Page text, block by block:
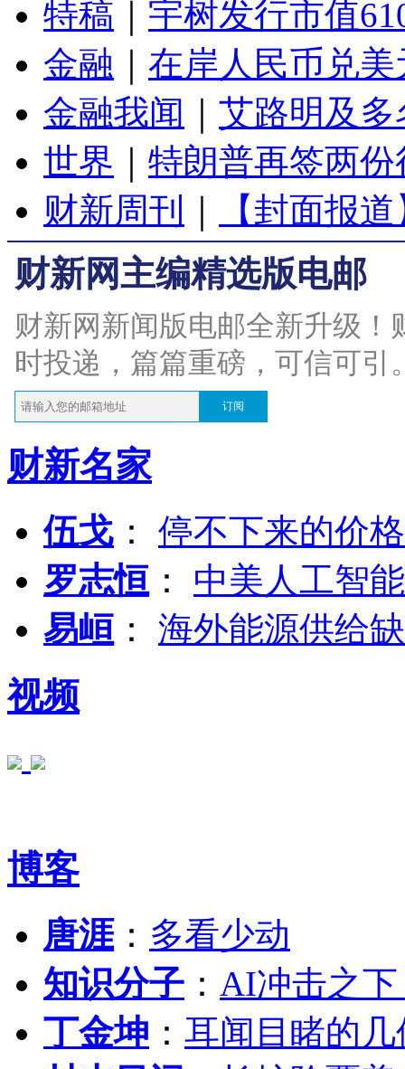
特稿
宇树发行市值
金融
在岸人民币兑
金融我闻
艾路明及
世界
特朗普再签两
财新周刊
【封面报
财新网主编精选版电邮
财新网新闻版电邮全新升级
时投递，篇篇重磅，可信可引
订阅
财新名家
伍戈 ： 停不下来的价
罗志恒 ： 中美人工智
易峘 ： 海外能源供给
视频
博客
唐涯： 多看少动
知识分子 ： AI冲击之
丁金坤 ： 耳闻目睹的